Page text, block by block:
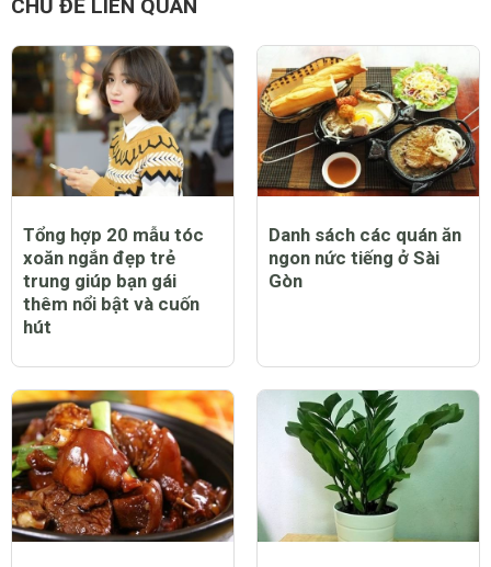
CHỦ ĐỀ LIÊN QUAN
Tổng hợp 20 mẫu tóc
xoăn ngắn đẹp trẻ
trung giúp bạn gái
thêm nổi bật và cuốn
hút
Danh sách các quán ăn
ngon nức tiếng ở Sài
Gòn